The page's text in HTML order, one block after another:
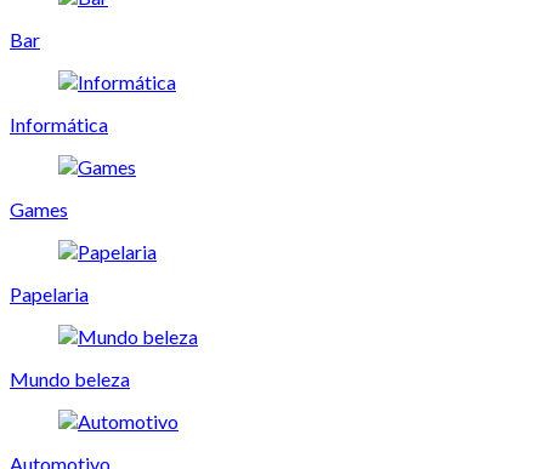
Bar
Informática
Games
Papelaria
Mundo beleza
Automotivo